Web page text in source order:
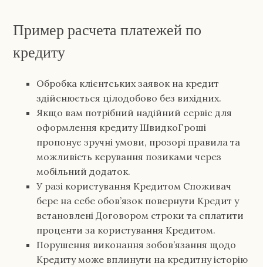
Пример расчета платежей по
кредиту
Обробка клієнтських заявок на кредит
здійснюється цілодобово без вихідних.
Якщо вам потрібний надійний сервіс для
оформлення кредиту ШвидкоГроші
пропонує зручні умови, прозорі правила та
можливість керування позиками через
мобільний додаток.
У разі користування Кредитом Споживач
бере на себе обов’язок повернути Кредит у
встановлені Договором строки та сплатити
проценти за користування Кредитом.
Порушення виконання зобов’язання щодо
Кредиту може вплинути на кредитну історію